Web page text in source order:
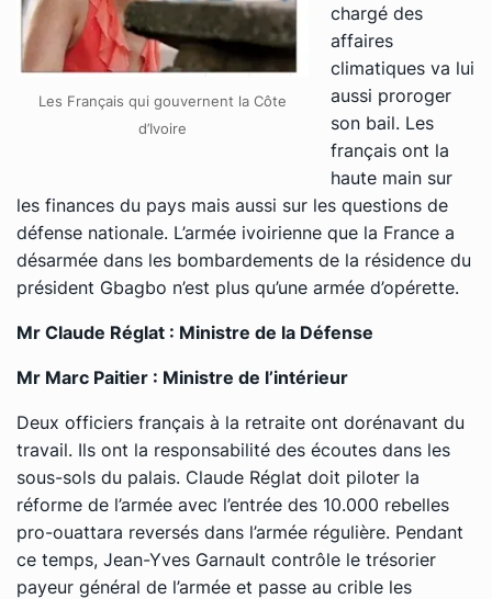
Les Français qui gouvernent la Côte
d’Ivoire
chargé des
affaires
climatiques va lui
aussi proroger
son bail. Les
français ont la
haute main sur
les finances du pays mais aussi sur les questions de
défense nationale. L’armée ivoirienne que la France a
désarmée dans les bombardements de la résidence du
président Gbagbo n’est plus qu’une armée d’opérette.
Mr Claude Réglat : Ministre de la Défense
Mr Marc Paitier : Ministre de l’intérieur
Deux officiers français à la retraite ont dorénavant du
travail. Ils ont la responsabilité des écoutes dans les
sous-sols du palais. Claude Réglat doit piloter la
réforme de l’armée avec l’entrée des 10.000 rebelles
pro-ouattara reversés dans l’armée régulière. Pendant
ce temps, Jean-Yves Garnault contrôle le trésorier
payeur général de l’armée et passe au crible les